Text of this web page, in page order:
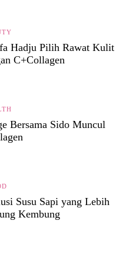
Hadju Pilih Rawat Kulit
C+Collagen
Bersama Sido Muncul
Susu Sapi yang Lebih
Kembung